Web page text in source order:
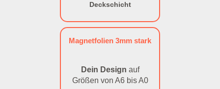
Deckschicht
Magnetfolien 3mm stark
Dein Design auf
Größen von A6 bis A0